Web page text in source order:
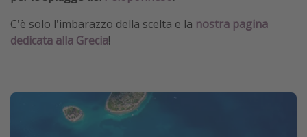
C'è solo l'imbarazzo della scelta e la nostra pagina
dedicata alla Grecia!